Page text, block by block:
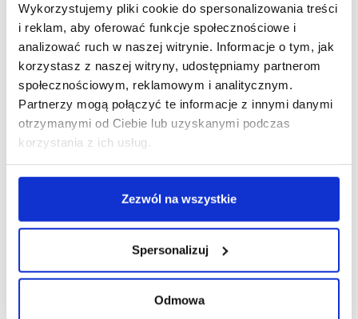
Wykorzystujemy pliki cookie do spersonalizowania treści
i reklam, aby oferować funkcje społecznościowe i
analizować ruch w naszej witrynie. Informacje o tym, jak
korzystasz z naszej witryny, udostępniamy partnerom
społecznościowym, reklamowym i analitycznym.
Partnerzy mogą połączyć te informacje z innymi danymi
otrzymanymi od Ciebie lub uzyskanymi podczas
korzystania z ich usług.
Zezwól na wszystkie
Spersonalizuj
Odmowa
Polecamy również